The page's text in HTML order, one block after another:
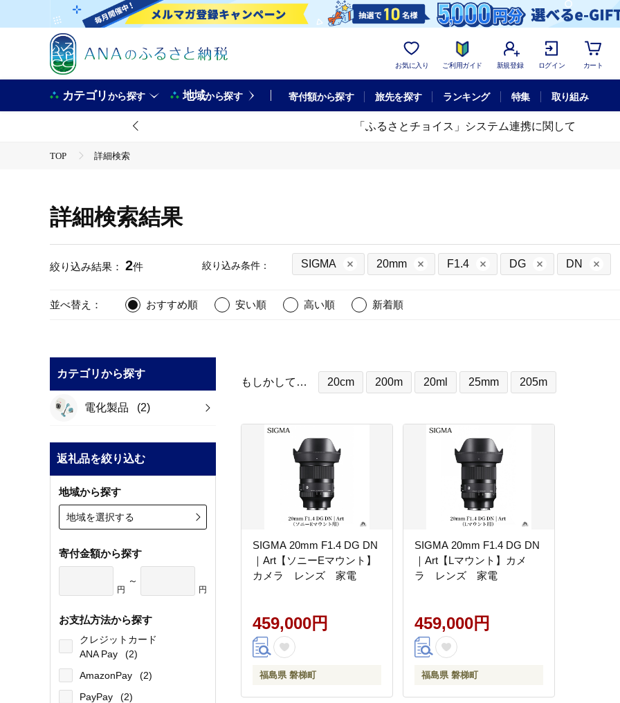
お気に入り ご利用ガイド 新規登録 ログイン カート
カテゴリから探す 地域から探す 寄付額から探す 旅先を探す ランキング 特集 取り組み
「ふるさとチョイス」システム連携に関して
TOP 詳細検索
詳細検索結果
絞り込み結果： 2件 絞り込み条件： SIGMA 20mm F1.4 DG DN
並べ替え： おすすめ順 安い順 高い順 新着順
カテゴリから探す
電化製品 (2)
返礼品を絞り込む
地域から探す
地域を選択する
寄付金額から探す
円
～
円
お支払方法から探す
クレジットカード
ANA Pay
(2)
AmazonPay
(2)
PayPay
(2)
もしかして… 20cm 200m 20ml 25mm 205m
SIGMA 20mm F1.4 DG DN
｜Art【ソニーEマウント】
カメラ レンズ 家電
459,000円
福島県 磐梯町
SIGMA 20mm F1.4 DG DN
｜Art【Lマウント】カメ
ラ レンズ 家電
459,000円
福島県 磐梯町